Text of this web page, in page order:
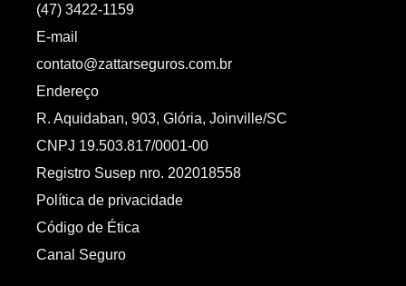
(47) 3422-1159
E-mail
contato@zattarseguros.com.br
Endereço
R. Aquidaban, 903, Glória, Joinville/SC
CNPJ 19.503.817/0001-00
Registro Susep nro. 202018558
Política de privacidade
Código de Ética
Canal Seguro